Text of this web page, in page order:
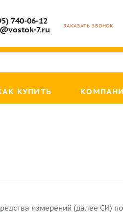
740-06-12
7.ru
ЗАКАЗАТЬ ЗВОНОК
КУПИТЬ
измерений (далее СИ)